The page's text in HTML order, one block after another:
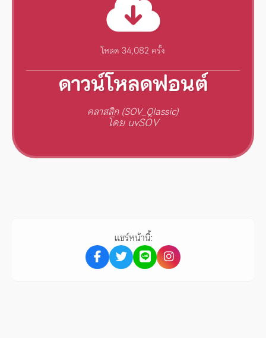
โหลด 34,082 ครั้ง
ดาวน์โหลดฟอนต์
คลาสสิก (SOV_Qlassic)
โดย uvSOV
แชร์หน้านี้: